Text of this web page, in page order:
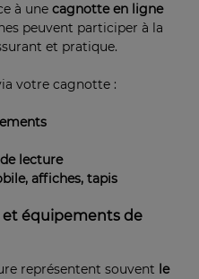
à une cagnotte en ligne
peuvent participer à la
et pratique.
votre cagnotte :
lecture
affiches, tapis
et équipements de
représentent souvent le